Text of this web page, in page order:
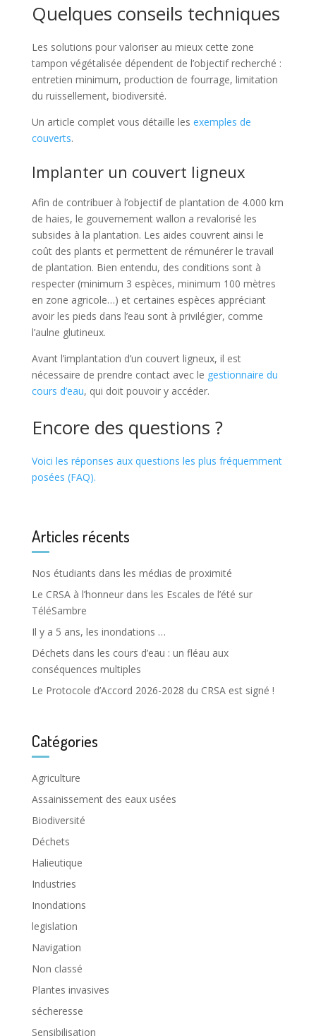
Quelques conseils techniques
Les solutions pour valoriser au mieux cette zone
tampon végétalisée dépendent de l’objectif recherché :
entretien minimum, production de fourrage, limitation
du ruissellement, biodiversité.
Un article complet vous détaille les exemples de
couverts.
Implanter un couvert ligneux
Afin de contribuer à l’objectif de plantation de 4.000 km
de haies, le gouvernement wallon a revalorisé les
subsides à la plantation. Les aides couvrent ainsi le
coût des plants et permettent de rémunérer le travail
de plantation. Bien entendu, des conditions sont à
respecter (minimum 3 espèces, minimum 100 mètres
en zone agricole…) et certaines espèces appréciant
avoir les pieds dans l’eau sont à privilégier, comme
l’aulne glutineux.
Avant l’implantation d’un couvert ligneux, il est
nécessaire de prendre contact avec le gestionnaire du
cours d’eau, qui doit pouvoir y accéder.
Encore des questions ?
Voici les réponses aux questions les plus fréquemment
posées (FAQ).
Articles récents
Nos étudiants dans les médias de proximité
Le CRSA à l’honneur dans les Escales de l’été sur
TéléSambre
Il y a 5 ans, les inondations …
Déchets dans les cours d’eau : un fléau aux
conséquences multiples
Le Protocole d’Accord 2026-2028 du CRSA est signé !
Catégories
Agriculture
Assainissement des eaux usées
Biodiversité
Déchets
Halieutique
Industries
Inondations
legislation
Navigation
Non classé
Plantes invasives
sécheresse
Sensibilisation